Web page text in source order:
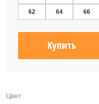
133 800 ₽
62 64 66
Купить
Цвет: